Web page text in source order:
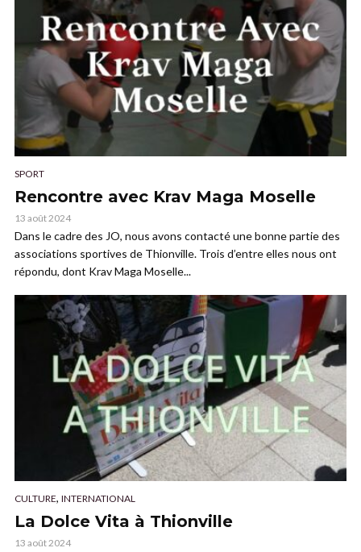
SPORT
Rencontre avec Krav Maga Moselle
13 août 2024
Dans le cadre des JO, nous avons contacté une bonne partie des
associations sportives de Thionville. Trois d’entre elles nous ont
répondu, dont Krav Maga Moselle...
CULTURE, INTERNATIONAL
La Dolce Vita à Thionville
13 août 2024